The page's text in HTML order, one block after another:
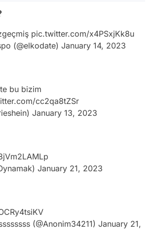
pic.twitter.com/x4PSxjKk8u
(@elkodate) January 14, 2023
bu bizim
cc2qa8tZSr
January 13, 2023
January 21, 2023
(@Anonim34211) January 21,